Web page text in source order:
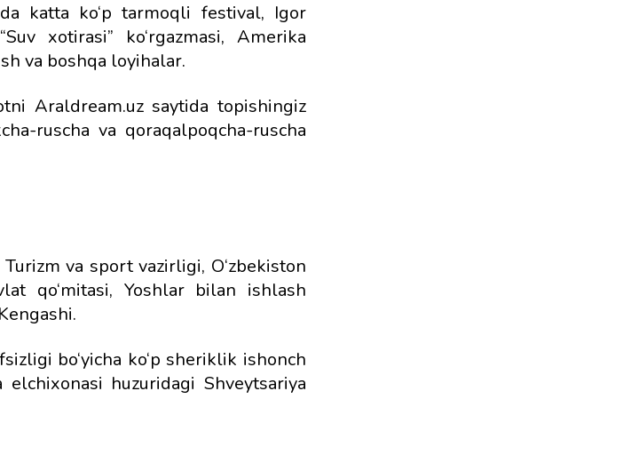
katta ko‘p tarmoqli festival, Igor
xotirasi” ko‘rgazmasi, Amerika
va boshqa loyihalar.
Araldream.uz saytida topishingiz
ruscha va qoraqalpoqcha-ruscha
va sport vazirligi, O‘zbekiston
qo‘mitasi, Yoshlar bilan ishlash
bo‘yicha ko‘p sheriklik ishonch
huzuridagi Shveytsariya